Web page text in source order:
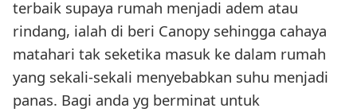
terbaik supaya rumah menjadi adem atau
rindang, ialah di beri Canopy sehingga cahaya
matahari tak seketika masuk ke dalam rumah
yang sekali-sekali menyebabkan suhu menjadi
panas. Bagi anda yg berminat untuk